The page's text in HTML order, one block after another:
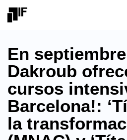
En
Dakroub
cursos
Barcelona!:
la